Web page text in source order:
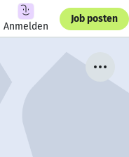
Anmelden
Job posten